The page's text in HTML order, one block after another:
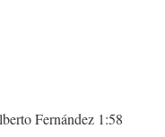
Fernández 1:58